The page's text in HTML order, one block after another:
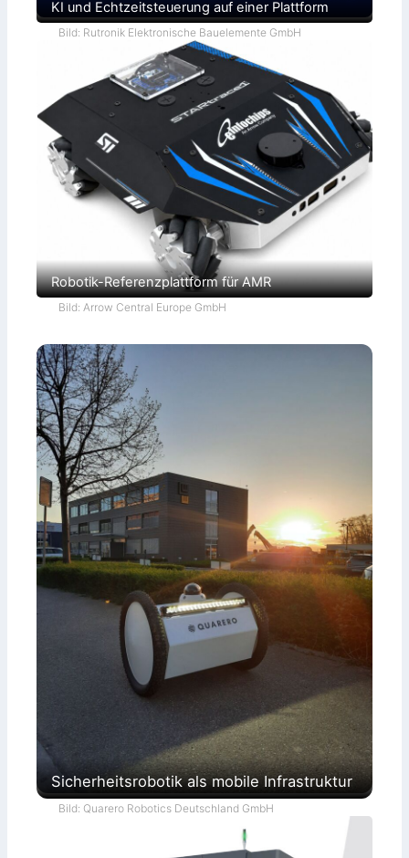
KI und Echtzeitsteuerung auf einer Plattform
Bild: Rutronik Elektronische Bauelemente GmbH
Robotik-Referenzplattform für AMR
Bild: Arrow Central Europe GmbH
Sicherheitsrobotik als mobile Infrastruktur
Bild: Quarero Robotics Deutschland GmbH